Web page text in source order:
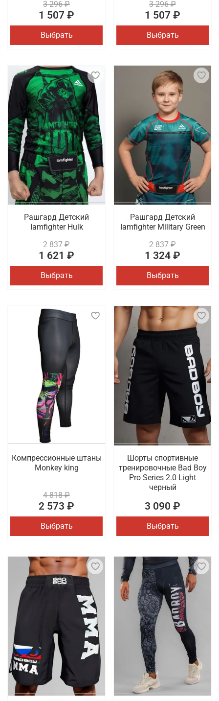
3 296 ₽
1 507 ₽
Выбрать
3 296 ₽
1 507 ₽
Выбрать
Рашгард Детский
Iamfighter Hulk
2 837 ₽
1 621 ₽
Выбрать
Рашгард Детский
Iamfighter Military Green
2 837 ₽
1 324 ₽
Выбрать
Компрессионные штаны
Monkey king
4 818 ₽
2 573 ₽
Выбрать
Шорты спортивные
тренировочные Bad Boy
Pro Series 2.0 Light
черный
3 090 ₽
Выбрать